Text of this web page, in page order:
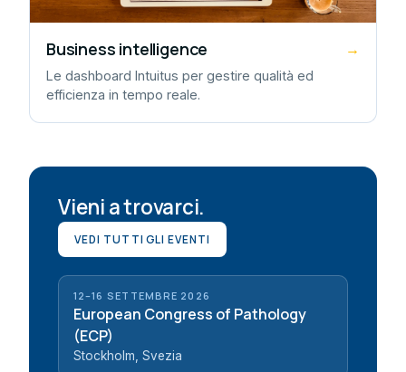
Business intelligence →
Le dashboard Intuitus per gestire qualità ed
efficienza in tempo reale.
Vieni a trovarci.
VEDI TUTTI GLI EVENTI
12–16 SETTEMBRE 2026
European Congress of Pathology
(ECP)
Stockholm, Svezia